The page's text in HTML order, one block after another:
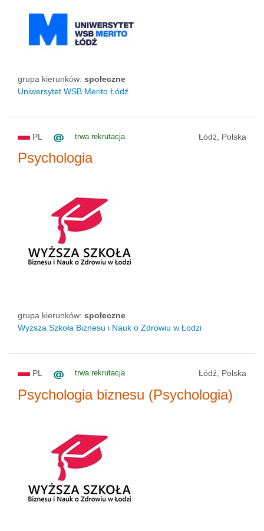
grupa kierunków: społeczne
Uniwersytet WSB Merito Łódź
PL trwa rekrutacja Łódź, Polska
Psychologia
grupa kierunków: społeczne
Wyższa Szkoła Biznesu i Nauk o Zdrowiu w Łodzi
PL trwa rekrutacja Łódź, Polska
Psychologia biznesu (Psychologia)